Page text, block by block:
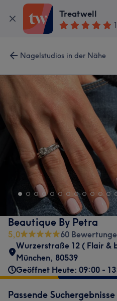
Treatwell
Nagelstudios in der Nähe
Beautique By Petra
5,0
60
Wurzerstraße 12 ( Flair &
München, 80539
Geöffnet Heute: 09:00 -
Passende Suchergebnisse